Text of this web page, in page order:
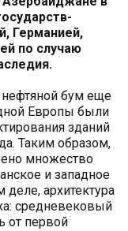
Германией,
по случаю
бум еще
Европы были
зданий
Таким образом,
множество
и западное
архитектура
средневековый
от первой